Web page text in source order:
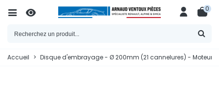
0
Accueil > Disque d'embrayage - Ø 200mm (21 cannelures) - Moteur